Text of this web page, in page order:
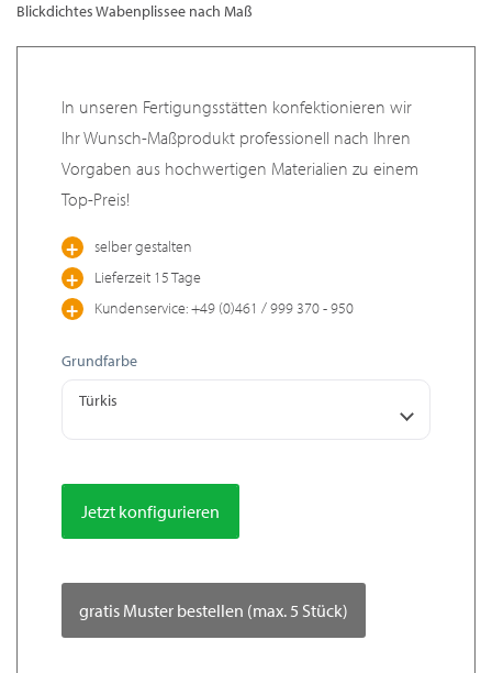
Blickdichtes Wabenplissee nach Maß
In unseren Fertigungsstätten konfektionieren wir
Ihr Wunsch-Maßprodukt professionell nach Ihren
Vorgaben aus hochwertigen Materialien zu einem
Top-Preis!
selber gestalten
Lieferzeit 15 Tage
Kundenservice: +49 (0)461 / 999 370 - 950
Grundfarbe
Türkis
Jetzt konfigurieren
gratis Muster bestellen (max. 5 Stück)